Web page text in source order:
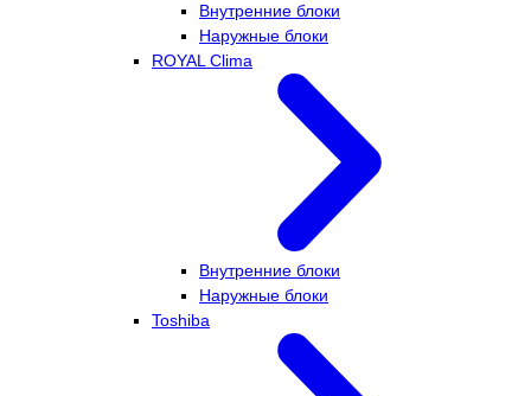
Внутренние блоки
Наружные блоки
ROYAL Clima
Внутренние блоки
Наружные блоки
Toshiba